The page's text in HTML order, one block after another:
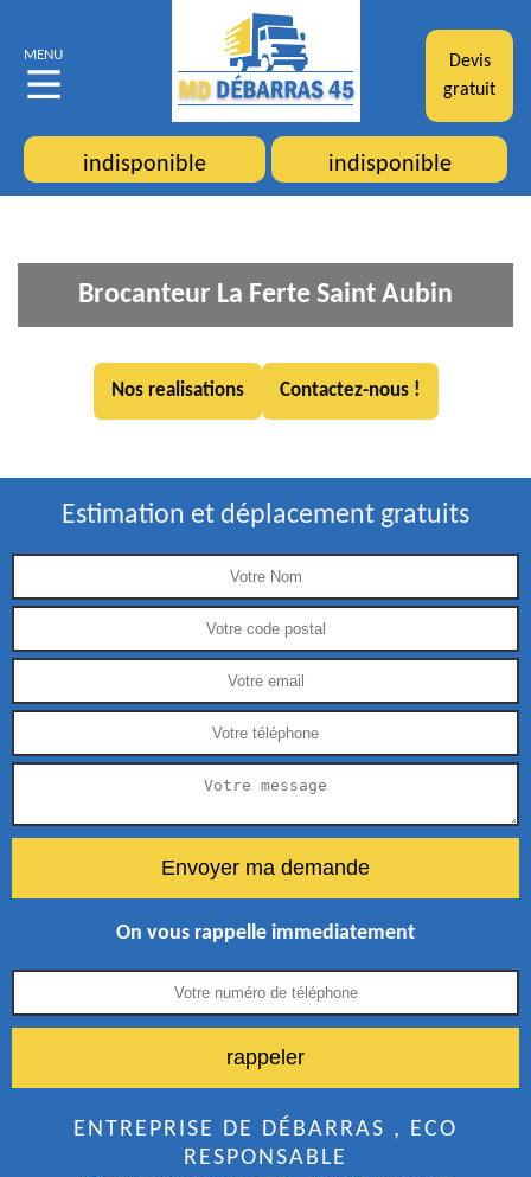
MENU
Devis
gratuit
indisponible indisponible
Brocanteur La Ferte Saint Aubin
Nos realisations Contactez-nous !
Estimation et déplacement gratuits
On vous rappelle immediatement
ENTREPRISE DE DÉBARRAS , ECO
RESPONSABLE